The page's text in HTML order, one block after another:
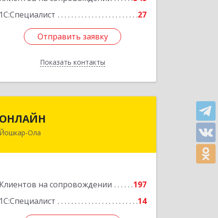
1С:Специалист
27
Отправить заявку
Показать контакты
Отправить заявку
Назад
ОНЛАЙН
Йошкар-Ола
Клиентов на сопровождении
197
1С:Специалист
14
424000, Марий Эл Респ, Йошкар-Ола г,